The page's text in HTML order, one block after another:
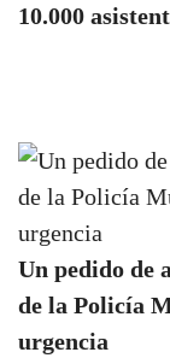
10.000
Un pedido de
de la Policía
urgencia